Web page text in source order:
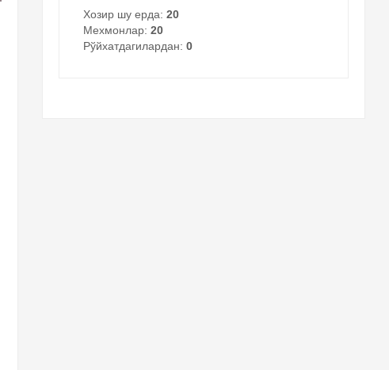
Хозир шу ерда: 20
Мехмонлар: 20
Рўйхатдагилардан: 0